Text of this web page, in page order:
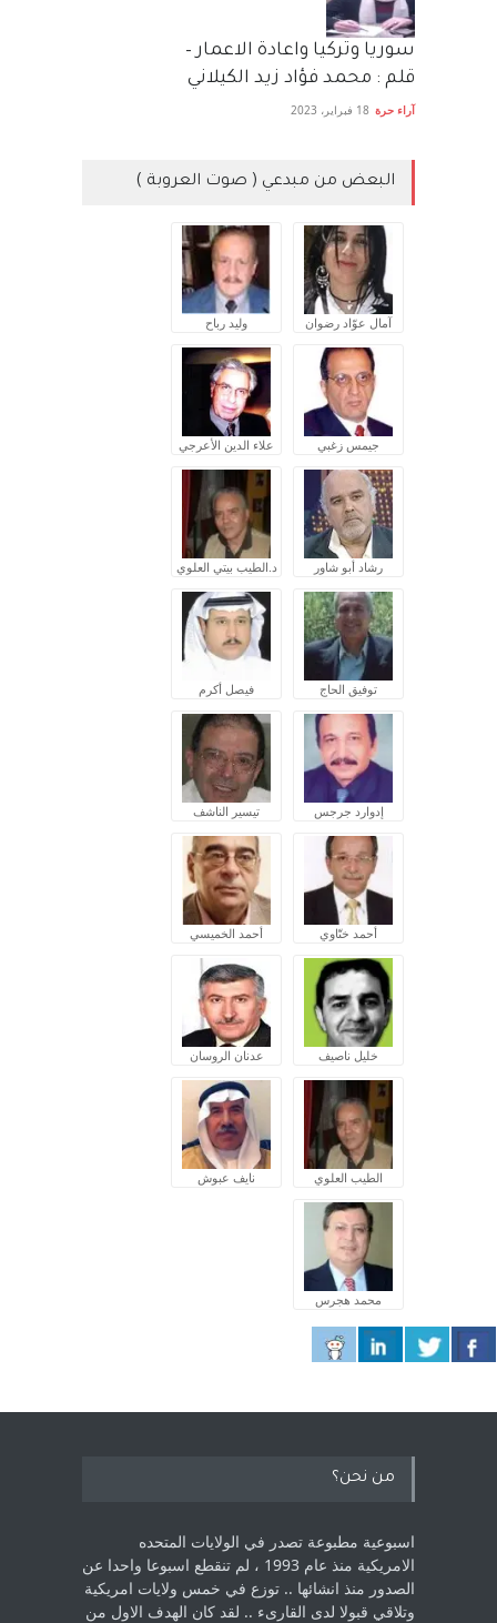
سوريا وتركيا واعادة الاعمار –
قلم : محمد فؤاد زيد الكيلاني
آراء حرة 18 فبراير، 2023
البعض من مبدعي ( صوت العروبة )
آمال عوّاد رضوان وليد رباح
جيمس زغبي علاء الدين الأعرجي
رشاد أبو شاور د.الطيب بيتي العلوي
توفيق الحاج فيصل أكرم
إدوارد جرجس تيسير الناشف
أحمد ختّاوي أحمد الخميسي
خليل ناصيف عدنان الروسان
الطيب العلوي نايف عبوش
محمد هجرس
من نحن؟
اسبوعية مطبوعة تصدر في الولايات المتحده
الامريكية منذ عام 1993 ، لم ‏تنقطع اسبوعا واحدا عن
الصدور منذ انشائها .. توزع في خمس ولايات امريكية
‏وتلاقي قبولا لدى القارىء ..‏ لقد كان الهدف الاول من